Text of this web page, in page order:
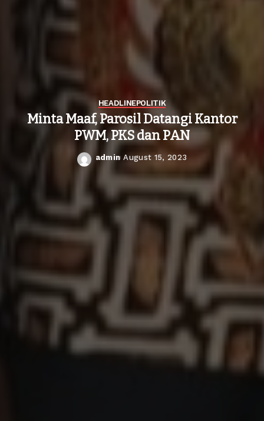
HEADLINEPOLITIK
Minta Maaf, Parosil Datangi Kantor
PWM, PKS dan PAN
Posted
admin August 15, 2023